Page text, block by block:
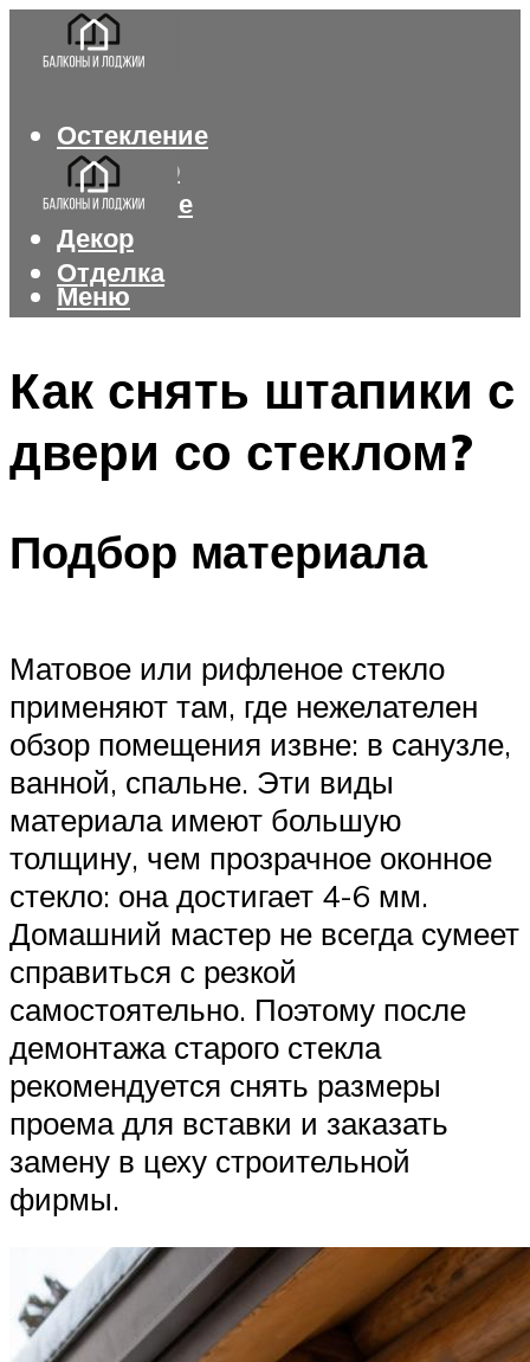
Остекление
Интерьер
Утепление
Декор
Отделка
Меню
Как снять штапики с
двери со стеклом?
Подбор материала
Матовое или рифленое стекло
применяют там, где нежелателен
обзор помещения извне: в санузле,
ванной, спальне. Эти виды
материала имеют большую
толщину, чем прозрачное оконное
стекло: она достигает 4-6 мм.
Домашний мастер не всегда сумеет
справиться с резкой
самостоятельно. Поэтому после
демонтажа старого стекла
рекомендуется снять размеры
проема для вставки и заказать
замену в цеху строительной
фирмы.